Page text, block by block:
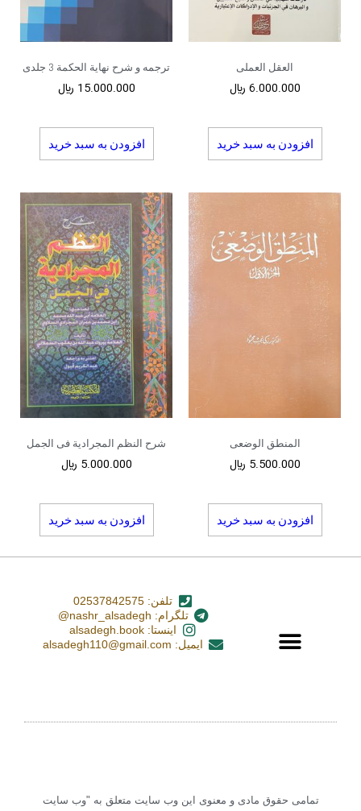
العقل العملی
6.000.000 ﷼
افزودن به سبد خرید
ترجمه و شرح نهایة الحکمة 3 جلدی
15.000.000 ﷼
افزودن به سبد خرید
المنطق الوضعی
5.500.000 ﷼
افزودن به سبد خرید
شرح النظم المجرادیة فی الجمل
5.000.000 ﷼
افزودن به سبد خرید
تلفن: 02537842575
تلگرام: nashr_alsadegh@
اینستا: alsadegh.book
ایمیل: alsadegh110@gmail.com
تمامی حقوق مادی و معنوی این وب سایت متعلق به "وب سایت